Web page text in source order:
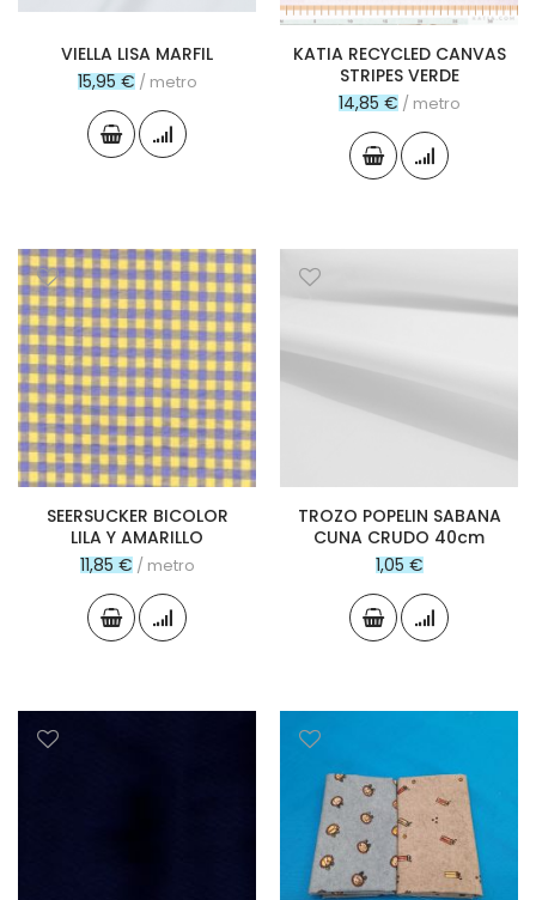
VIELLA LISA MARFIL
15,95 € / metro
KATIA RECYCLED CANVAS
STRIPES VERDE
14,85 € / metro
SEERSUCKER BICOLOR
LILA Y AMARILLO
11,85 € / metro
TROZO POPELIN SABANA
CUNA CRUDO 40cm
1,05 €